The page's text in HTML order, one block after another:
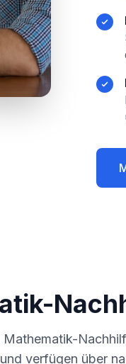
verfügen über